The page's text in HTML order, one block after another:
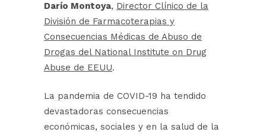
Darío Montoya, Director Clínico de la
División de Farmacoterapias y
Consecuencias Médicas de Abuso de
Drogas del National Institute on Drug
Abuse de EEUU.
La pandemia de COVID-19 ha tendido
devastadoras consecuencias
económicas, sociales y en la salud de la